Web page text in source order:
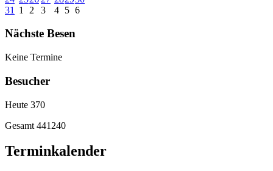
31
1 2 3 4 5 6
Nächste Besen
Keine Termine
Besucher
Heute 370
Gesamt 441240
Terminkalender